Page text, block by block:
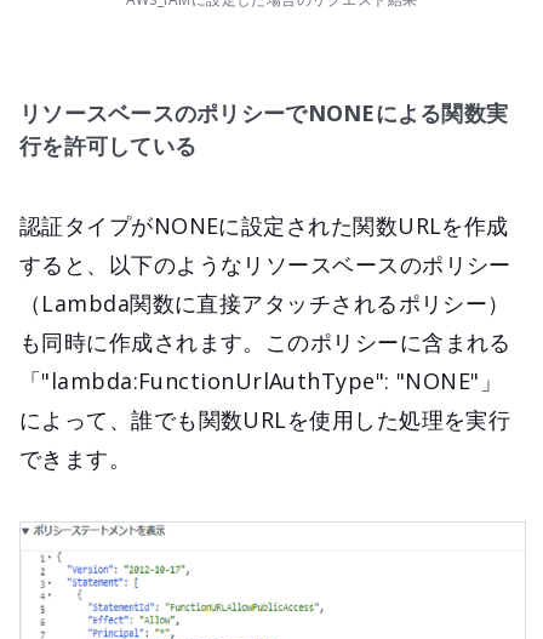
リソースベースのポリシーでNONEによる関数実
行を許可している
認証タイプがNONEに設定された関数URLを作成
すると、以下のようなリソースベースのポリシー
（Lambda関数に直接アタッチされるポリシー）
も同時に作成されます。このポリシーに含まれる
「"lambda:FunctionUrlAuthType": "NONE"」
によって、誰でも関数URLを使用した処理を実行
できます。